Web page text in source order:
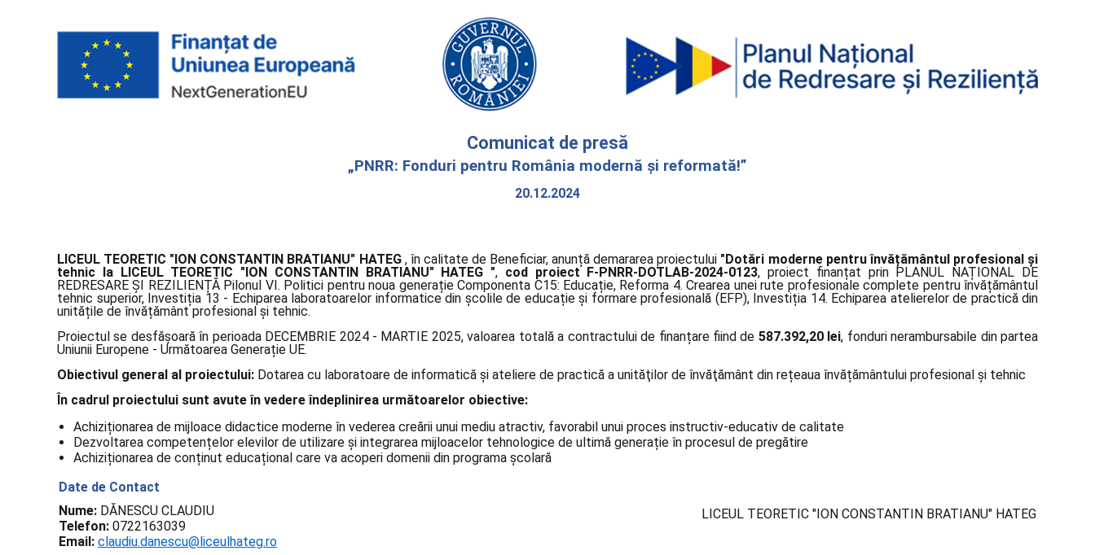
Comunicat de presă
„PNRR: Fonduri pentru România modernă și reformată!”
20.12.2024
LICEUL TEORETIC "ION CONSTANTIN BRATIANU" HATEG , în calitate de Beneficiar, anunță demararea proiectului "Dotări moderne pentru învățământul profesional și
tehnic la LICEUL TEORETIC "ION CONSTANTIN BRATIANU" HATEG ", cod proiect F-PNRR-DOTLAB-2024-0123, proiect finanțat prin PLANUL NAȚIONAL DE
REDRESARE ȘI REZILIENȚĂ Pilonul VI. Politici pentru noua generație Componenta C15: Educație, Reforma 4. Crearea unei rute profesionale complete pentru învățământul
tehnic superior, Investiția 13 - Echiparea laboratoarelor informatice din școlile de educație și formare profesională (EFP), Investiția 14. Echiparea atelierelor de practică din
unitățile de învățământ profesional și tehnic.
Proiectul se desfășoară în perioada DECEMBRIE 2024 - MARTIE 2025, valoarea totală a contractului de finanțare fiind de 587.392,20 lei, fonduri nerambursabile din partea
Uniunii Europene - Următoarea Generație UE.
Obiectivul general al proiectului: Dotarea cu laboratoare de informatică și ateliere de practică a unităţilor de învăţământ din rețeaua învățământului profesional și tehnic
În cadrul proiectului sunt avute în vedere îndeplinirea următoarelor obiective:
Achiziționarea de mijloace didactice moderne în vederea creării unui mediu atractiv, favorabil unui proces instructiv-educativ de calitate
Dezvoltarea competențelor elevilor de utilizare și integrarea mijloacelor tehnologice de ultimă generație în procesul de pregătire
Achiziționarea de conținut educațional care va acoperi domenii din programa școlară
Date de Contact
Nume: DĂNESCU CLAUDIU
Telefon: 0722163039
Email: claudiu.danescu@liceulhateg.ro
LICEUL TEORETIC "ION CONSTANTIN BRATIANU" HATEG